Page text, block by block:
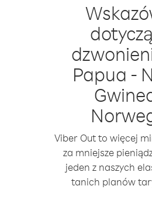
Papua -
Viber Out to więcej
za mniejsze
jeden z naszych
tanich planów